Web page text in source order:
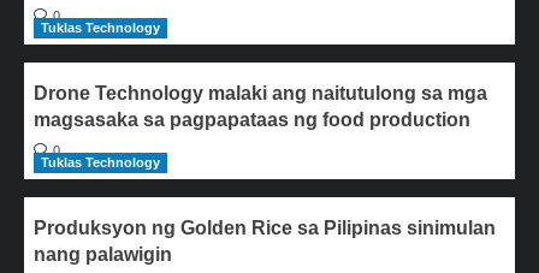
0
Tuklas Technology
Drone Technology malaki ang naitutulong sa mga
magsasaka sa pagpapataas ng food production
0
Tuklas Technology
Produksyon ng Golden Rice sa Pilipinas sinimulan
nang palawigin